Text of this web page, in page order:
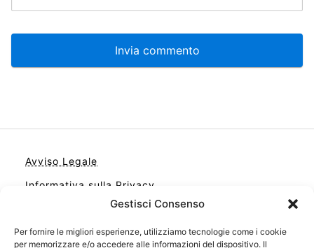
Gestisci Consenso
Per fornire le migliori esperienze, utilizziamo tecnologie come i cookie
per memorizzare e/o accedere alle informazioni del dispositivo. Il
Avviso Legale
Informativa sulla Privacy
Contatto